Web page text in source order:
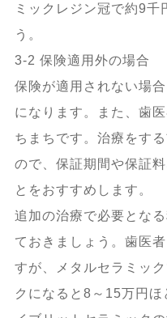
ミックレジン冠で約9千
う。
3-2 保険適用外の場合
保険が適用されない場
になります。また、歯
ちまちです。治療をす
ので、保証期間や保証
とをおすすめします。
追加の治療で必要とな
ておきましょう。歯医
すが、メタルセラミッ
クになると8～15万円